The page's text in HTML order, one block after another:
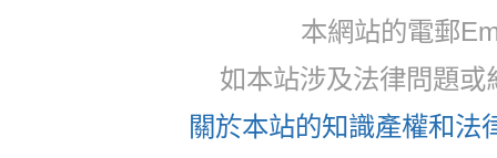
本網站的電郵
如本站涉及法律問題
關於本站的知識產權和法